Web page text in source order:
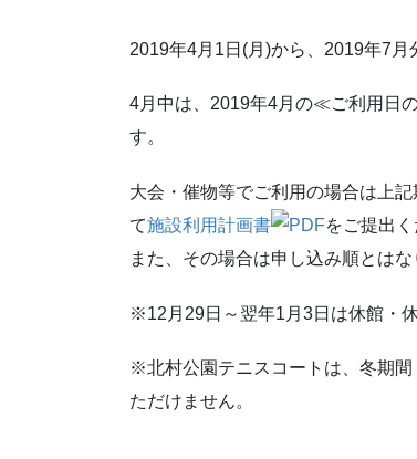
2019年4月1日(月)から、2019年7月
4月中は、2019年4月の≪ご利用日
す。
大会・催物等でご利用の場合は上
て施設利用計画書
をご提出く
また、その場合は申し込み順とはな
※12月29日～翌年1月3日は休館・休
※北村公園テニスコートは、冬期
ただけません。